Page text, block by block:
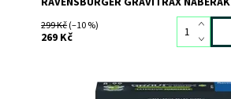
299 Kč(–10 %)
269 Kč